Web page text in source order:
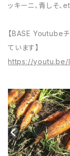
ッキーニ、青しそ、
【BASE Youtube
ています】
https://youtu.be/